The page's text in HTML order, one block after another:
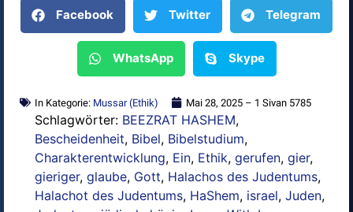
Facebook Twitter Telegram
WhatsApp Skype
In Kategorie: Mussar (Ethik) Mai 28, 2025 – 1 Sivan 5785
Schlagwörter: BEEZRAT HASHEM,
Bescheidenheit, Bibel, Bibelstudium,
Charakterentwicklung, Ein, Ethik, gerufen, gier,
gieriger, glaube, Gott, Halachos des Judentums,
Halachot des Judentums, HaShem, israel, Juden,